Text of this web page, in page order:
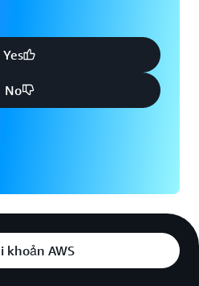
Yes
No
khoản AWS